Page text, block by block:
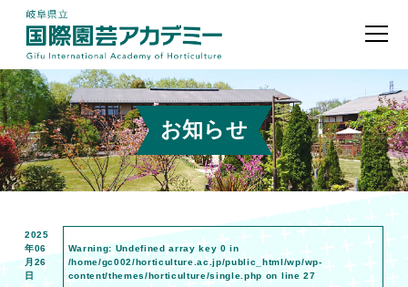
お知らせ
2025
年06
月26
日
Warning: Undefined array key 0 in
/home/gc002/horticulture.ac.jp/public_html/wp/wp-
content/themes/horticulture/single.php on line27